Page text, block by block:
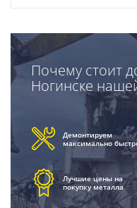
Почему стоит
Ногинске
Демонтируем
максимально
Лучшие цены на
покупку металла